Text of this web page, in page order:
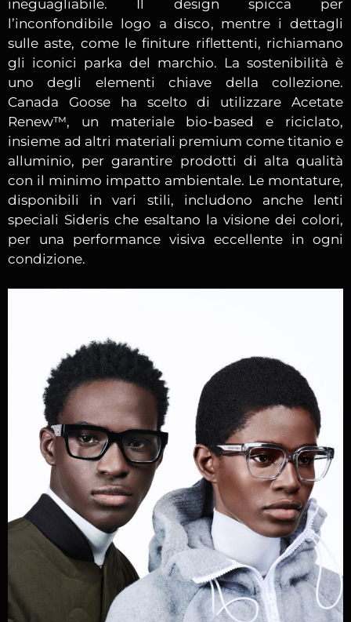
ineguagliabile. Il design spicca per
l’inconfondibile logo a disco, mentre i dettagli
sulle aste, come le finiture riflettenti, richiamano
gli iconici parka del marchio. La sostenibilità è
uno degli elementi chiave della collezione.
Canada Goose ha scelto di utilizzare Acetate
Renew™, un materiale bio-based e riciclato,
insieme ad altri materiali premium come titanio e
alluminio, per garantire prodotti di alta qualità
con il minimo impatto ambientale. Le montature,
disponibili in vari stili, includono anche lenti
speciali Sideris che esaltano la visione dei colori,
per una performance visiva eccellente in ogni
condizione.